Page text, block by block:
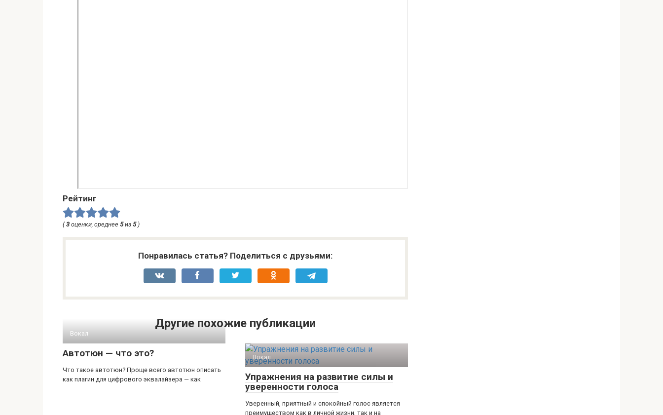
Рейтинг
(3 оценки, среднее 5из 5)
Понравилась статья? Поделиться с друзьями:
Другие похожие публикации
Вокал
Автотюн — что это?
Что такое автотюн? Проще всего автотюн описать
как плагин для цифрового эквалайзера — как
Вокал
Упражнения на развитие силы и
уверенности голоса
Уверенный, приятный и спокойный голос является
преимуществом как в личной жизни, так и на